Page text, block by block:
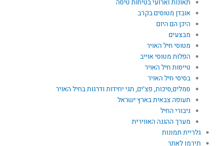
תאונות וארועי בטיחות טיסה
אובדן מטוסים בקרב
היכן הם היום
מבצעים
מטוסי חיל האויר
הפלות מטוסי אוייב
טייסות חיל האויר
בסיסי חיל האויר
סמלים,סיכות, פצ'ים, תגי יחידות ודרגות בחיל האויר
תעופה צבאית בארץ ישראל
גיבורי החיל
מערך ההגנה האווירית
גלריית תמונות
תירמו לאתר